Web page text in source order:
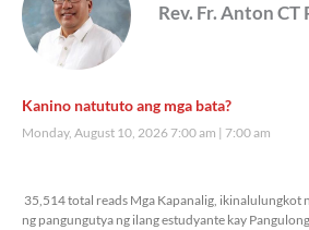
Rev. Fr. Anton CT
Kanino natututo ang mga bata?
Monday, August 10, 2026 7:00 am 7:00 am
35,514 total reads Mga Kapanalig, ikinalulungkot
ng pangungutya ng ilang estudyante kay